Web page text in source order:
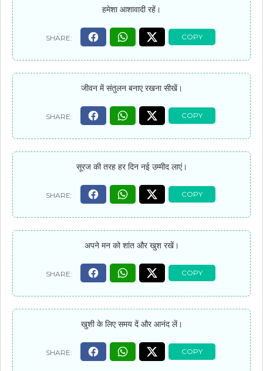
हमेशा आशावादी रहें।
जीवन में संतुलन बनाए रखना सीखें।
सूरज की तरह हर दिन नई उम्मीद लाएं।
अपने मन को शांत और खुश रखें।
खुशी के लिए समय दें और आनंद लें।